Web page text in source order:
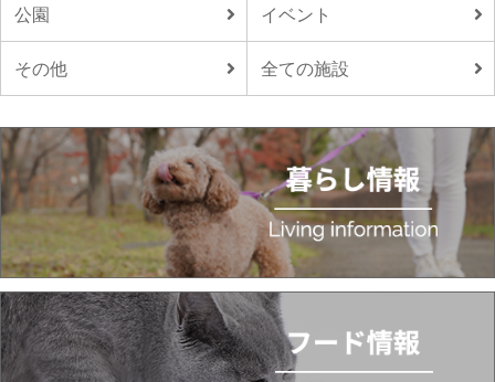
公園 イベント
その他 全ての施設